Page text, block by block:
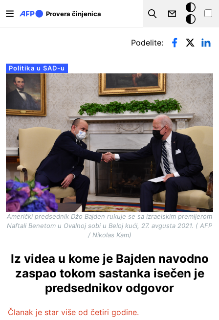
Provera činjenica
Search
Tamna
pozadina
Примарни табови
Politika u SAD-u
Podelite:
Američki predsednik Džo Bajden rukuje se sa izraelskim premijerom
Naftali Benetom u Ovalnoj sobi u Beloj kući, 27. avgusta 2021. ( AFP
/ Nikolas Kam)
Iz videa u kome je Bajden navodno
zaspao tokom sastanka isečen je
predsednikov odgovor
Članak je star više od četiri godine.